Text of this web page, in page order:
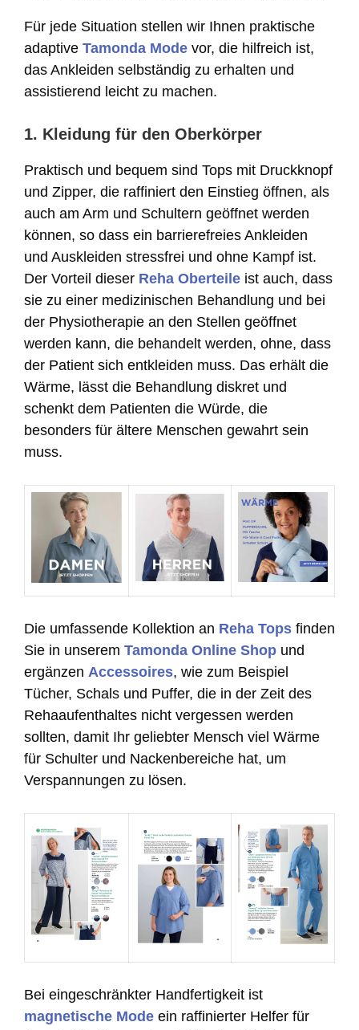
Für jede Situation stellen wir Ihnen praktische
adaptive Tamonda Mode vor, die hilfreich ist,
das Ankleiden selbständig zu erhalten und
assistierend leicht zu machen.
1. Kleidung für den Oberkörper
Praktisch und bequem sind Tops mit Druckknopf
und Zipper, die raffiniert den Einstieg öffnen, als
auch am Arm und Schultern geöffnet werden
können, so dass ein barrierefreies Ankleiden
und Auskleiden stressfrei und ohne Kampf ist.
Der Vorteil dieser Reha Oberteile ist auch, dass
sie zu einer medizinischen Behandlung und bei
der Physiotherapie an den Stellen geöffnet
werden kann, die behandelt werden, ohne, dass
der Patient sich entkleiden muss. Das erhält die
Wärme, lässt die Behandlung diskret und
schenkt dem Patienten die Würde, die
besonders für ältere Menschen gewahrt sein
muss.
Die umfassende Kollektion an Reha Tops finden
Sie in unserem Tamonda Online Shop und
ergänzen Accessoires, wie zum Beispiel
Tücher, Schals und Puffer, die in der Zeit des
Rehaaufenthaltes nicht vergessen werden
sollten, damit Ihr geliebter Mensch viel Wärme
für Schulter und Nackenbereiche hat, um
Verspannungen zu lösen.
Bei eingeschränkter Handfertigkeit ist
magnetische Mode ein raffinierter Helfer für